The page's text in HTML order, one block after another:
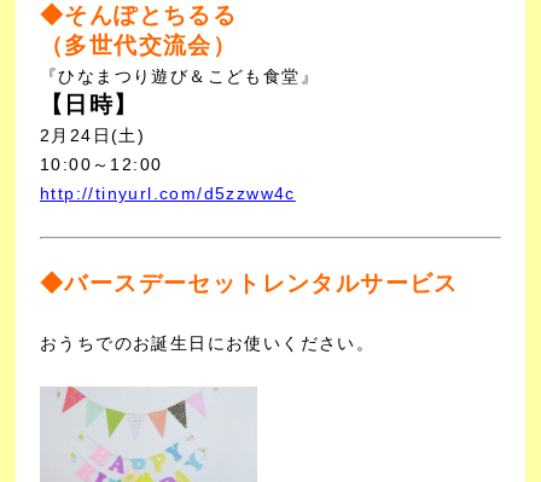
◆そんぽとちるる
（多世代交流会）
『ひなまつり遊び＆こども食堂』
【日時】
2月24日(土)
10:00～12:00
http://tinyurl.com/d5zzww4c
◆バースデーセットレンタルサービス
おうちでのお誕生日にお使いください。